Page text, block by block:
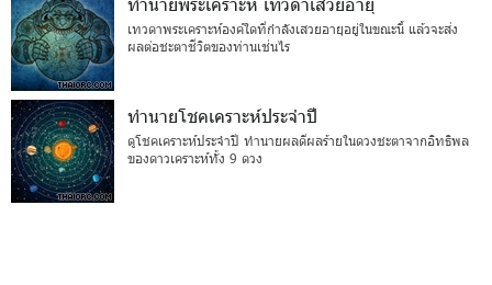
เทวดาพระเคราะห์องค์ใดที่กำลังเสวยอายุอยู่ในขณะนี้ แล้วจะส่ง
ผลต่อชะตาชีวิตของท่านเช่นไร
ทำนายโชคเคราะห์ประจำปี
ดูโชคเคราะห์ประจำปี ทำนายผลดีผลร้ายในดวงชะตาจากอิทธิพล
ของดาวเคราะห์ทั้ง 9 ดวง